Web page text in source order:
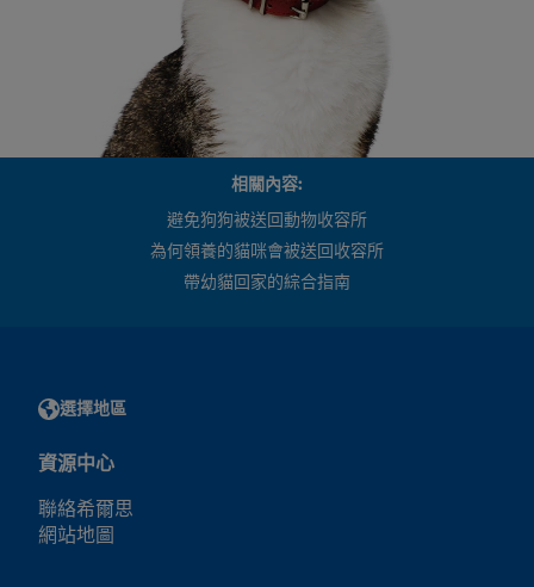
相關內容:
避免狗狗被送回動物收容所
為何領養的貓咪會被送回收容所
帶幼貓回家的綜合指南
選擇地區
資源中心
聯絡希爾思
網站地圖